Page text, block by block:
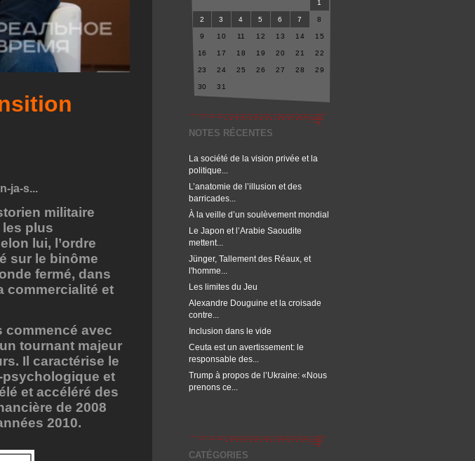
1
2 3 4 5 6 7 8
9 10 11 12 13 14 15
16 17 18 19 20 21 22
23 24 25 26 27 28 29
30 31
NOTES RÉCENTES
La société de la vision privée et la
politique...
L’anatomie de l’illusion et des
barricades...
À la veille d’un soulèvement mondial
Le Japon et l’Arabie Saoudite
mettent...
Jünger, Tallement des Réaux, et
l'homme...
Les limites du Jeu
Alexandre Douguine et la croisade
contre...
Inclusion dans le vide
Ceuta est un avertissement: le
responsable des...
Trump à propos de l’Ukraine: «Nous
prenons ce...
CATÉGORIES
ja-s...
militaire
les plus
lui, l’ordre
sur le binôme
fermé, dans
commercialité et
commencé avec
tournant majeur
Il caractérise le
et
et accéléré des
de 2008
2010.